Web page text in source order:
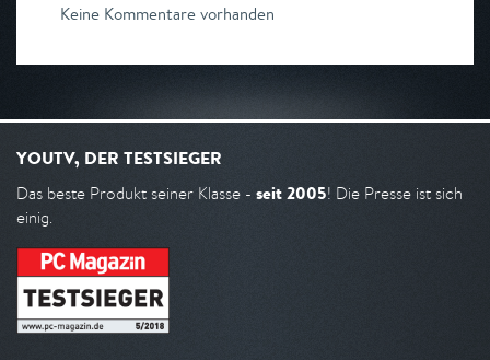
Keine Kommentare vorhanden
YOUTV, DER TESTSIEGER
Das beste Produkt seiner Klasse - seit 2005! Die Presse ist sich
einig.